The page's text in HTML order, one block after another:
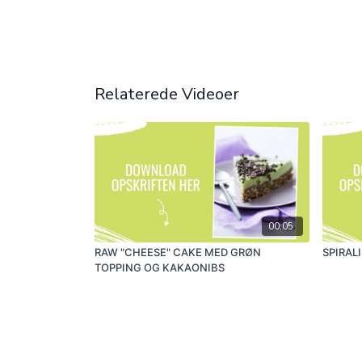
Relaterede Videoer
00:05
RAW "CHEESE" CAKE MED GRØN
TOPPING OG KAKAONIBS